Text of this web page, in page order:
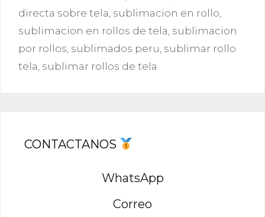
directa sobre tela, sublimacion en rollo,
sublimacion en rollos de tela, sublimacion
por rollos, sublimados peru, sublimar rollo
tela, sublimar rollos de tela
CONTACTANOS
WhatsApp
Correo